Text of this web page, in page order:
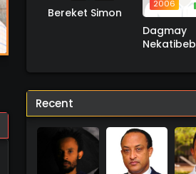
Bereket Simon
2006
Dagmay
Nekatibeb
Recent